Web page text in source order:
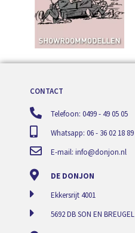
CONTACT
Telefoon: 0499 - 49 05 05
Whatsapp: 06 - 36 02 18 89
E-mail: info@donjon.nl
DE DONJON
Ekkersrijt 4001
5692 DB SON EN BREUGEL